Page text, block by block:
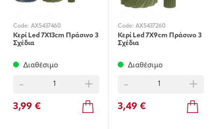
Code: AX5437460
Κερί Led 7X13cm Πράσινο 3
Σχέδια
Διαθέσιμο
- +
3,99 €
Code: AX5437260
Κερί Led 7X9cm Πράσινο 3
Σχέδια
Διαθέσιμο
- +
3,49 €